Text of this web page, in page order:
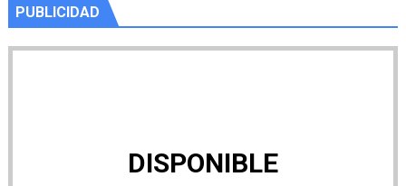
PUBLICIDAD
DISPONIBLE